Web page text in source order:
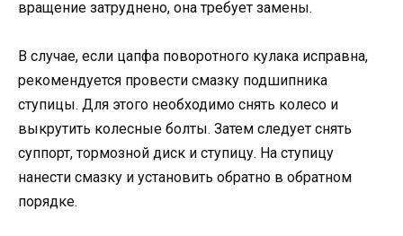
вращение затруднено, она требует замены.
В случае, если цапфа поворотного кулака исправна,
рекомендуется провести смазку подшипника
ступицы. Для этого необходимо снять колесо и
выкрутить колесные болты. Затем следует снять
суппорт, тормозной диск и ступицу. На ступицу
нанести смазку и установить обратно в обратном
порядке.